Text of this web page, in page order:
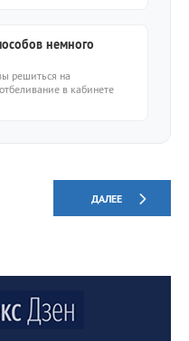
немного
решиться на
в кабинете
ДАЛЕЕ